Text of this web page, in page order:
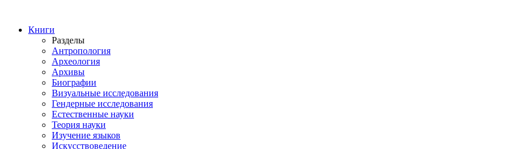
Книги
Разделы
Антропология
Археология
Архивы
Биографии
Визуальные исследования
Гендерные исследования
Естественные науки
Теория науки
Изучение языков
Искусствоведение